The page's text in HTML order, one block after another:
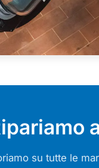
su tutte le